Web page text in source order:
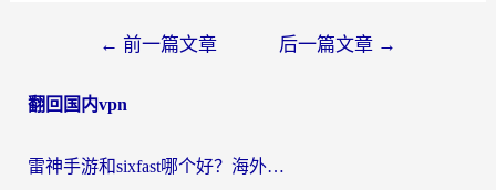
导
← 前一篇文章 后一篇文章 →
翻回国内vpn
雷神手游和sixfast哪个好？海外党亲测3款回国加速器，教你选对不踩坑